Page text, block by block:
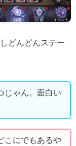
どんどんステー
じゃん。面白い
こにでもあるや